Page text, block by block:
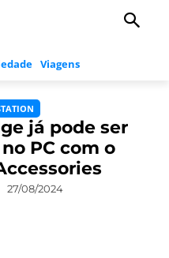
Viagens
já pode ser
PC com o
27/08/2024